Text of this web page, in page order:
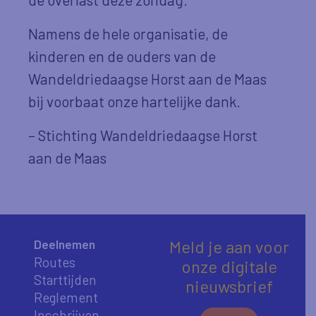
Namens de hele organisatie, de
kinderen en de ouders van de
Wandeldriedaagse Horst aan de Maas
bij voorbaat onze hartelijke dank.
– Stichting Wandeldriedaagse Horst
aan de Maas
Deelnemen
Routes
Starttijden
Reglement
Meld je aan voor
onze digitale
nieuwsbrief